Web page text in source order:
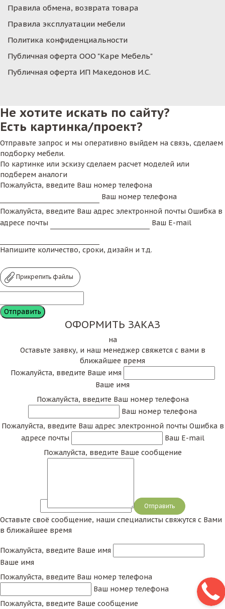
Правила обмена, возврата товара
Правила эксплуатации мебели
Политика конфиденциальности
Публичная оферта ООО "Каре Мебель"
Публичная оферта ИП Македонов И.С.
Не хотите искать по сайту?
Есть картинка/проект?
Отправьте запрос и мы оперативно выйдем на связь, сделаем
подборку мебели.
По картинке или эскизу сделаем расчет моделей или
подберем аналоги
Пожалуйста, введите Ваш номер телефона
Ваш номер телефона
Пожалуйста, введите Ваш адрес электронной почты Ошибка в
адресе почты
Ваш E-mail
Напишите количество, сроки, дизайн и т.д.
Прикрепить файлы
ОФОРМИТЬ ЗАКАЗ
на
Оставьте заявку, и наш менеджер свяжется с вами в
ближайшее время
Пожалуйста, введите Ваше имя
Ваше имя
Пожалуйста, введите Ваш номер телефона
Ваш номер телефона
Пожалуйста, введите Ваш адрес электронной почты Ошибка в
адресе почты
Ваш E-mail
Пожалуйста, введите Ваше сообщение
Сообщение
Оставьте своё сообщение, наши специалисты свяжутся с Вами
в ближайшее время
Пожалуйста, введите Ваше имя
Ваше имя
Пожалуйста, введите Ваш номер телефона
Ваш номер телефона
Пожалуйста, введите Ваше сообщение